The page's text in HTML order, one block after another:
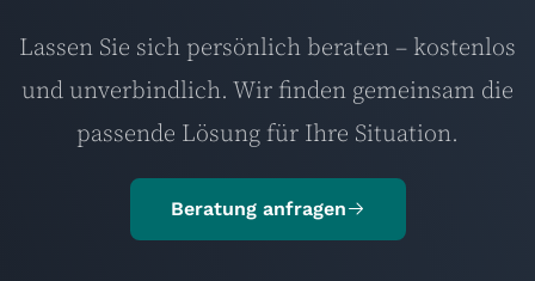
Lassen Sie sich persönlich beraten – kostenlos
und unverbindlich. Wir finden gemeinsam die
passende Lösung für Ihre Situation.
Beratung anfragen